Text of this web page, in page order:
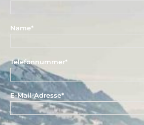
Name*
Telefonnummer*
E-Mail-Adresse*